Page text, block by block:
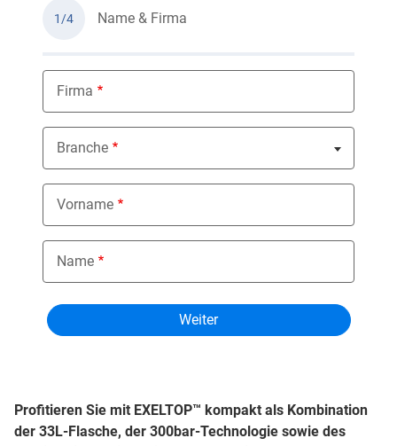
Profitieren Sie mit EXELTOP™ kompakt als Kombination
der 33L-Flasche, der 300bar-Technologie sowie des
1/4 Name & Firma
Firma
Branche
Nothing selected
Vorname
Name